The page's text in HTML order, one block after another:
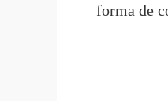
forma de